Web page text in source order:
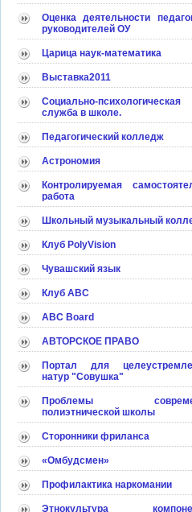
Оценка деятельности
руководителей ОУ
Царица наук-математика
Выставка2011
Социально-психологическая
служба в школе.
Педагогический колледж
Астрономия
Контролируемая
работа
Школьный музыкальный
Клуб PolyVision
Чувашский язык
Клуб АВС
ABC Board
АВТОРСКОЕ ПРАВО
Портал для
натур "Совушка"
Проблемы
полиэтнической школы
Сторонники фриланса
«Омбудсмен»
Профилактика наркомании
Этнокультура